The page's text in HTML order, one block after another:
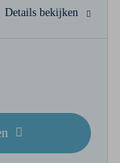
Details bekijken